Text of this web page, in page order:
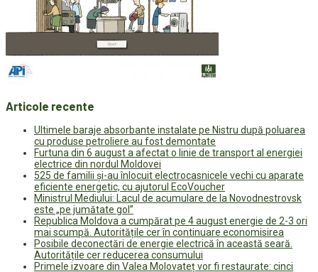
Articole recente
Ultimele baraje absorbante instalate pe Nistru după poluarea
cu produse petroliere au fost demontate
Furtuna din 6 august a afectat o linie de transport al energiei
electrice din nordul Moldovei
525 de familii și-au înlocuit electrocasnicele vechi cu aparate
eficiente energetic, cu ajutorul EcoVoucher
Ministrul Mediului: Lacul de acumulare de la Novodnestrovsk
este „pe jumătate gol”
Republica Moldova a cumpărat pe 4 august energie de 2-3 ori
mai scumpă. Autoritățile cer în continuare economisirea
Posibile deconectări de energie electrică în această seară.
Autoritățile cer reducerea consumului
Primele izvoare din Valea Molovateț vor fi restaurate: cinci